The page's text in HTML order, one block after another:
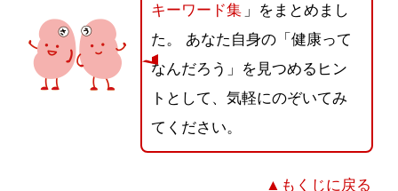
キーワード集 」をまとめまし
た。 あなた自身の「健康って
なんだろう」を見つめるヒン
トとして、気軽にのぞいてみ
てください。
▲もくじに戻る